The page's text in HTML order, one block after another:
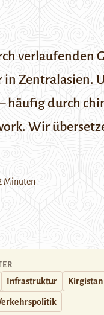
verlaufenden
Zentralasien.
häufig durch
. Wir
Minuten
Infrastruktur Kirgistan